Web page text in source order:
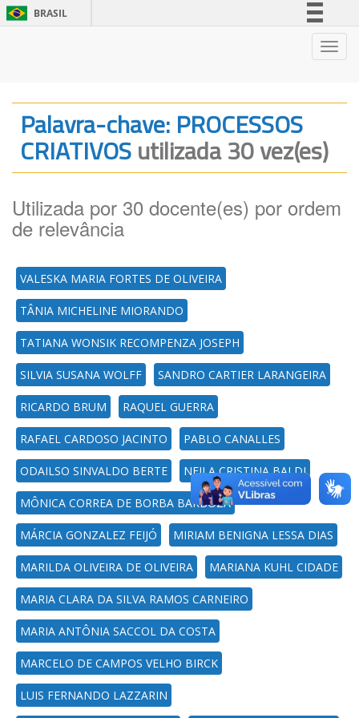
BRASIL
Legislação
Canais
Palavra-chave: PROCESSOS
CRIATIVOSutilizada 30 vez(es)
Utilizada por 30 docente(es) por ordem
de relevância
VALESKA MARIA FORTES DE OLIVEIRA
TÂNIA MICHELINE MIORANDO
TATIANA WONSIK RECOMPENZA JOSEPH
SILVIA SUSANA WOLFF SANDRO CARTIER LARANGEIRA
RICARDO BRUM RAQUEL GUERRA
RAFAEL CARDOSO JACINTO PABLO CANALLES
ODAILSO SINVALDO BERTE NEILA CRISTINA BALDI
MÔNICA CORREA DE BORBA BARBOZA
MÁRCIA GONZALEZ FEIJÓ MIRIAM BENIGNA LESSA DIAS
MARILDA OLIVEIRA DE OLIVEIRA MARIANA KUHL CIDADE
MARIA CLARA DA SILVA RAMOS CARNEIRO
MARIA ANTÔNIA SACCOL DA COSTA
MARCELO DE CAMPOS VELHO BIRCK
LUIS FERNANDO LAZZARIN